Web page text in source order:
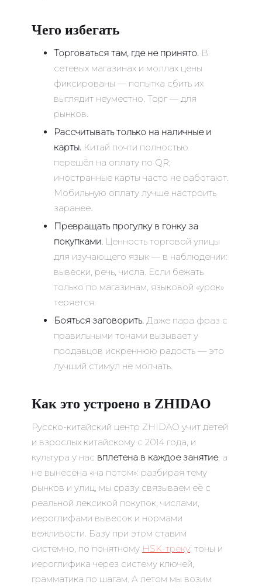
Чего избегать
Торговаться там, где не принято. В
сетевых магазинах и моллах цены
фиксированы — попытка сбить их
выглядит неуместно. Торг — для
рынков.
Рассчитывать только на наличные и
карты. Китай почти полностью
перешёл на оплату по QR;
иностранные карты часто не работают.
Мобильную оплату лучше настроить
заранее.
Превращать прогулку в гонку за
покупками. Ценность торговой улицы
для изучающего язык — в наблюдении:
вывески, речь, числа. Если бежать
только по магазинам, языковой «урок»
теряется.
Бояться заговорить. Даже пара фраз с
правильными тонами вызывает у
продавцов искреннюю радость — это
лучший стимул не молчать.
Как это устроено в ZHIDAO
Русско-китайский центр ZHIDAO учит детей
и взрослых китайскому с 2014 года, и
культура у нас вплетена в каждое занятие, а
не вынесена «на потом»: разбирая тему
рынков и улиц, мы сразу связываем её с
реальной лексикой покупок, числами,
иероглифами вывесок и нормами
вежливости. Базу при этом ставим
системно, по понятному HSK-треку: тоны и
иероглифика через систему ключей,
грамматика по шагам. А летом мы возим